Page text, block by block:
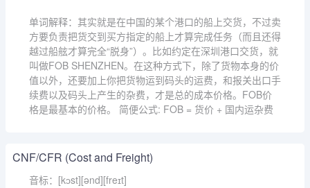
单词解释：其实就是在中国的某个港口的船上交货，不过卖
方要负责把货交到买方指定的船上才算完成任务（而且还得
越过船舷才算完全“脱身”）。比如约定在深圳港口交货，就
叫做FOB SHENZHEN。在这种方式下，除了货物本身的价
值以外，还要加上你把货物运到码头的运费，和报关出口手
续费以及码头上产生的杂费，才是总的成本价格。FOB价
格是最基本的价格。 简便公式: FOB = 货价 + 国内运杂费
CNF/CFR (Cost and Freight)
音标：[kɔst][ənd][freɪt]